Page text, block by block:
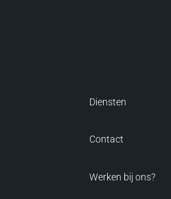
Diensten
Contact
Werken bij ons?